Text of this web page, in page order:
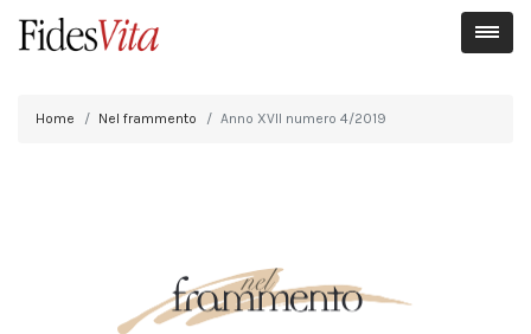
Home Nel frammento Anno XVII numero 4/2019